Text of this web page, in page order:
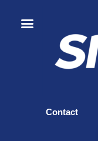
Contact